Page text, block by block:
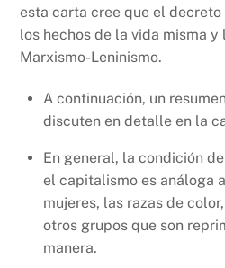
esta carta cree que el
los hechos de la vida misma
Marxismo-Leninismo.
A continuación, un
discuten en detalle en la
En general, la condición
el capitalismo es análoga
mujeres, las razas de
otros grupos que son
manera.